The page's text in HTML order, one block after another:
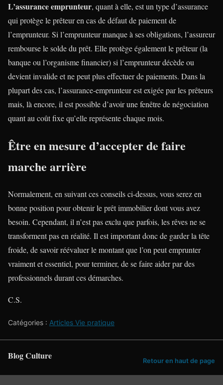
L’assurance emprunteur, quant à elle, est un type d’assurance
qui protège le prêteur en cas de défaut de paiement de
l’emprunteur. Si l’emprunteur manque à ses obligations, l’assureur
rembourse le solde du prêt. Elle protège également le prêteur (la
banque ou l’organisme financier) si l’emprunteur décède ou
devient invalide et ne peut plus effectuer de paiements. Dans la
plupart des cas, l’assurance-emprunteur est exigée par les prêteurs
mais, là encore, il est possible d’avoir une fenêtre de négociation
quant au coût fixe qu’elle représente chaque mois.
Être en mesure d’accepter de faire
marche arrière
Normalement, en suivant ces conseils ci-dessus, vous serez en
bonne position pour obtenir le prêt immobilier dont vous avez
besoin. Cependant, il n’est pas exclu que parfois, les rêves ne se
transforment pas en réalité. Il est important donc de garder la tête
froide, de savoir réévaluer le montant que l’on peut emprunter
vraiment et essentiel, pour terminer, de se faire aider par des
professionnels durant ces démarches.
C.S.
Catégories : Articles Vie pratique
Blog Culture Retour en haut de page